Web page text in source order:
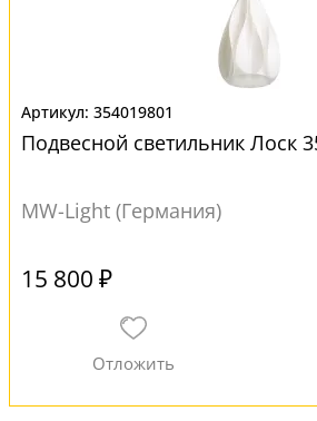
354019801
Подвесной светильник Лоск
MW-Light (Германия)
15 800 ₽